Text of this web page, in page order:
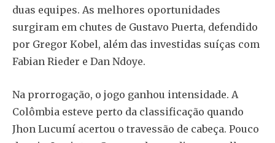
duas equipes. As melhores oportunidades
surgiram em chutes de Gustavo Puerta, defendido
por Gregor Kobel, além das investidas suíças com
Fabian Rieder e Dan Ndoye.
Na prorrogação, o jogo ganhou intensidade. A
Colômbia esteve perto da classificação quando
Jhon Lucumí acertou o travessão de cabeça. Pouco